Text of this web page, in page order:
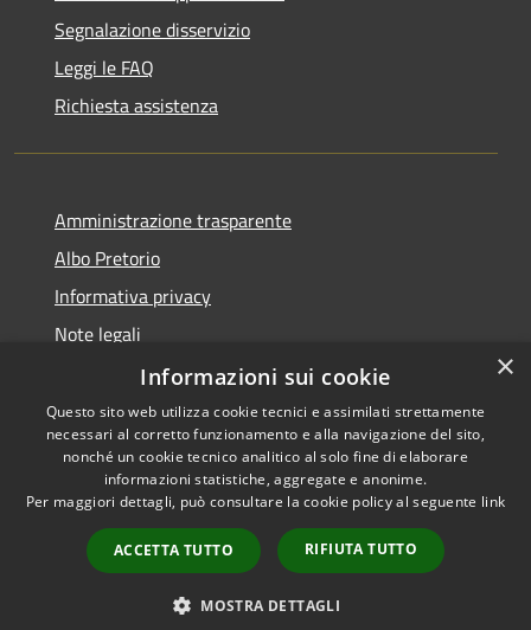
Segnalazione disservizio
Leggi le FAQ
Richiesta assistenza
Amministrazione trasparente
Albo Pretorio
Informativa privacy
Note legali
Dichiarazione di accessibilità
RSS
Accessibilità
Copyright © 2026 • Comune di
Todi • Powered by
Municipium•
Accesso
redazione
×
Informazioni sui cookie
Questo sito web utilizza cookie tecnici e assimilati strettamente
necessari al corretto funzionamento e alla navigazione del sito,
nonché un cookie tecnico analitico al solo fine di elaborare
informazioni statistiche, aggregate e anonime.
Per maggiori dettagli, può consultare la cookie policy al seguente link
ACCETTA TUTTO RIFIUTA TUTTO
MOSTRA DETTAGLI